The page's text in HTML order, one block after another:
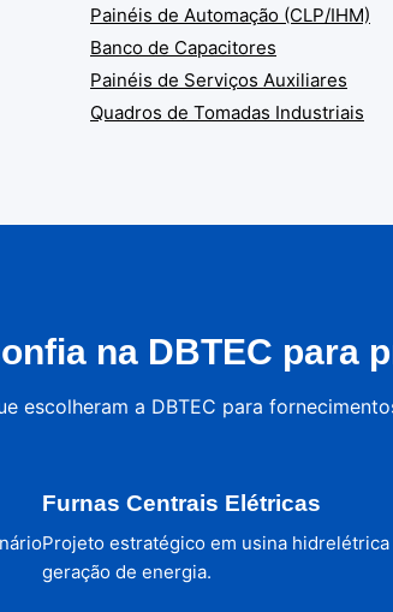
Painéis de Automação (CLP/IHM)
Banco de Capacitores
Painéis de Serviços Auxiliares
Quadros de Tomadas Industriais
na DBTEC para
escolheram a DBTEC para
Furnas Centrais Elétricas
Projeto estratégico em usina hidrelétrica
geração de energia.